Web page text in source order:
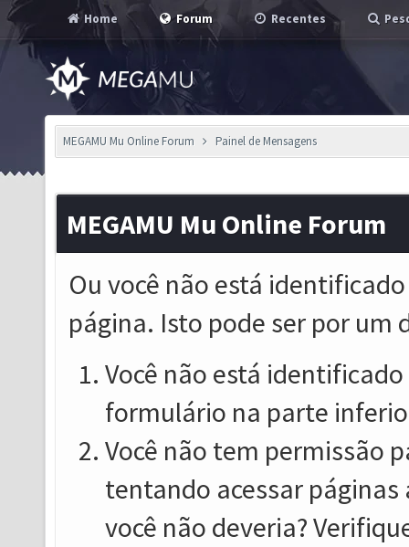
Home Forum Recentes
MEGAMU Mu Online Forum Painel de Mensagens
MEGAMU Mu Online Forum
Ou você não está
página. Isto pode ser por um
Você não está
formulário na parte
Você não tem permissão
tentando acessar
você não deveria?